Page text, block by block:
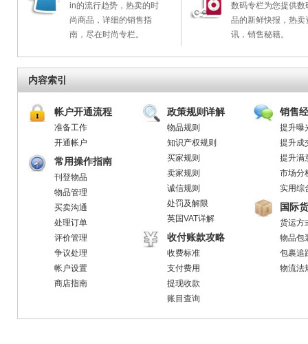
in的流行趋势，热卖的时
尚商品，详细的销售指
南，尽在时尚专栏。
数码专栏为您提供数
品的新鲜快报，热卖
讯，销售秘籍。
内容索引
帐户开通流程
准备工作
开通帐户
常用操作指南
刊登物品
物品管理
买卖沟通
处理订单
评价管理
争议处理
帐户设置
商店指南
政策规则详解
物品规则
知识产权规则
买家规则
卖家规则
诚信规则
处罚及解限
英国VAT详解
收付账款攻略
收费标准
支付费用
提现收款
账目查询
销售
提升曝
提升成
提升满
市场分
实用综
国际
货运方
物品包
包裹追
物流法